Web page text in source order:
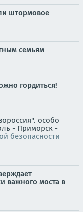
штормовое
семьям
гордиться!
особо
- Приморск -
безопасности
важного моста в